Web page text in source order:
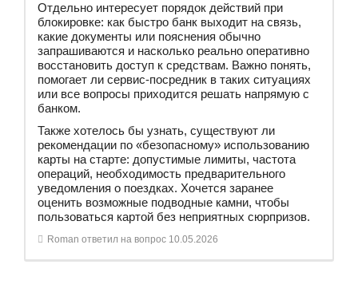
Отдельно интересует порядок действий при
блокировке: как быстро банк выходит на связь,
какие документы или пояснения обычно
запрашиваются и насколько реально оперативно
восстановить доступ к средствам. Важно понять,
помогает ли сервис-посредник в таких ситуациях
или все вопросы приходится решать напрямую с
банком.
Также хотелось бы узнать, существуют ли
рекомендации по «безопасному» использованию
карты на старте: допустимые лимиты, частота
операций, необходимость предварительного
уведомления о поездках. Хочется заранее
оценить возможные подводные камни, чтобы
пользоваться картой без неприятных сюрпризов.
Roman ответил на вопрос 10.05.2026